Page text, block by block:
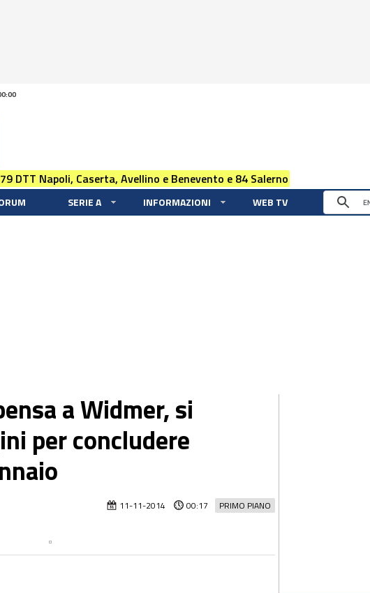
DTT Napoli, Caserta, Avellino e Benevento e 84 Salerno
SERIE A INFORMAZIONI WEB TV
a Widmer, si
per concludere
PRIMO PIANO
11-11-2014 00:17